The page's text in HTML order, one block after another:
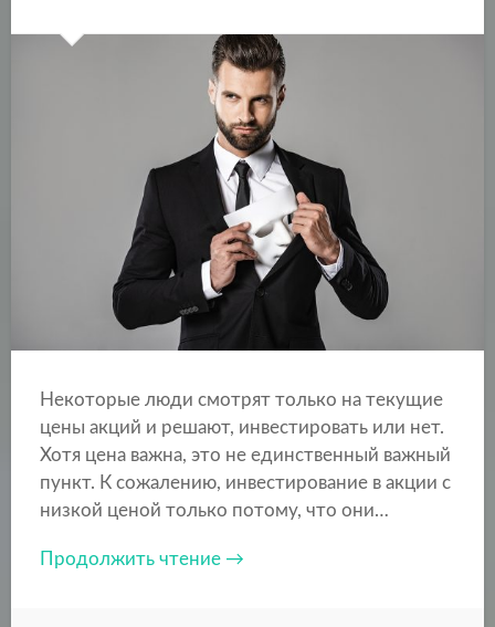
Некоторые люди смотрят только на текущие
цены акций и решают, инвестировать или нет.
Хотя цена важна, это не единственный важный
пункт. К сожалению, инвестирование в акции с
низкой ценой только потому, что они…
Продолжить чтение →